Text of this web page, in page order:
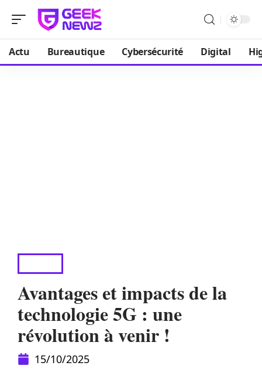
Actu Bureautique Cybersécurité Digital
Avantages et impacts de la
technologie 5G : une
révolution à venir !
15/10/2025